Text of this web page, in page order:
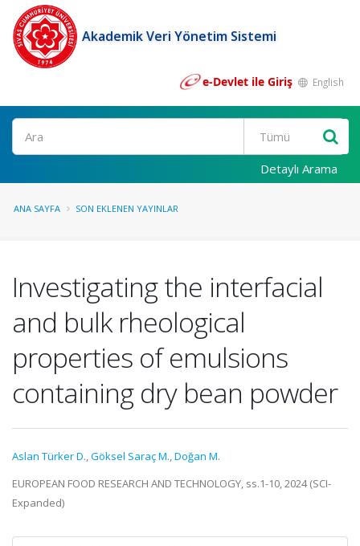
Akademik Veri Yönetim Sistemi
e-Devlet ile Giriş English
Ara
Detaylı Arama
ANA SAYFA SON EKLENEN YAYINLAR
Investigating the interfacial
and bulk rheological
properties of emulsions
containing dry bean powder
Aslan Türker D.,Göksel Saraç M.,Doğan M.
EUROPEAN FOOD RESEARCH AND TECHNOLOGY, ss.1-10, 2024 (SCI-
Expanded)